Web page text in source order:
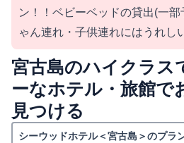
ン！！ベビーベッドの貸出(一
ゃん連れ・子供連れにはうれし
宮古島のハイクラス
ーなホテル・旅館で
見つける
シーウッドホテル＜宮古島＞のプラ